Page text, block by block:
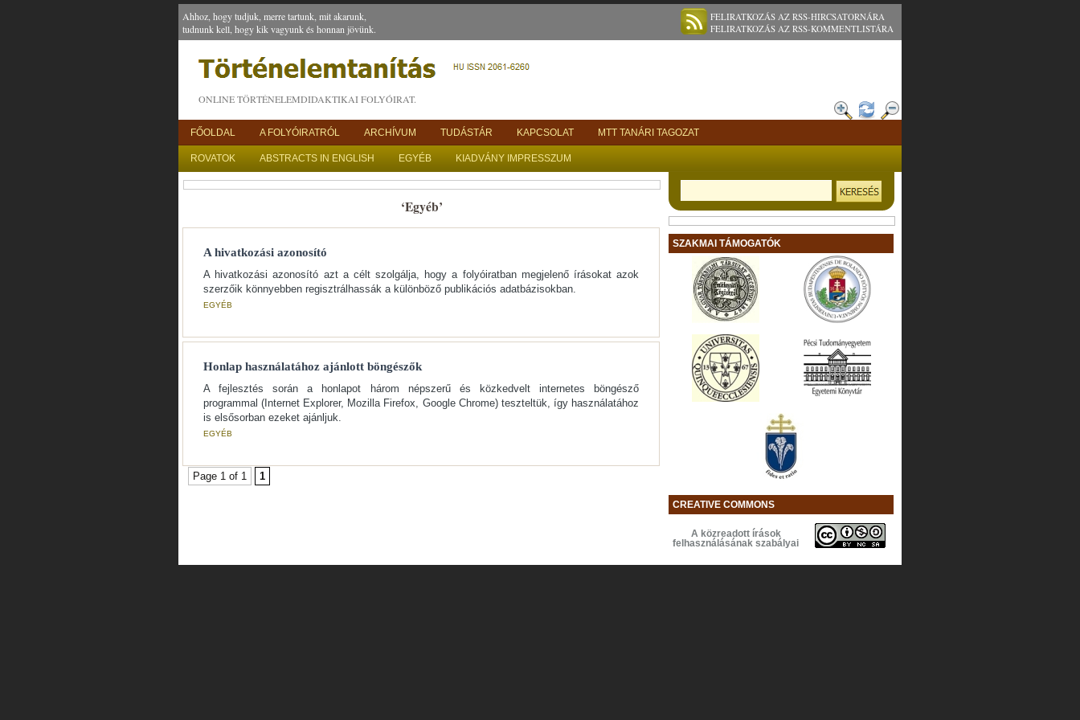
Ahhoz, hogy tudjuk, merre tartunk, mit akarunk,
tudnunk kell, hogy kik vagyunk és honnan jövünk.
FELIRATKOZÁS AZ RSS-HIRCSATORNÁRA
FELIRATKOZÁS AZ RSS-KOMMENTLISTÁRA
ONLINE TÖRTÉNELEMDIDAKTIKAI FOLYÓIRAT.
FŐOLDAL A FOLYÓIRATRÓL ARCHÍVUM TUDÁSTÁR KAPCSOLAT MTT TANÁRI TAGOZAT
ROVATOK ABSTRACTS IN ENGLISH EGYÉB KIADVÁNY IMPRESSZUM
‘Egyéb’
A hivatkozási azonosító
A hivatkozási azonosító azt a célt szolgálja, hogy a folyóiratban megjelenő írásokat azok
szerzőik könnyebben regisztrálhassák a különböző publikációs adatbázisokban.
EGYÉB
Honlap használatához ajánlott böngészők
A fejlesztés során a honlapot három népszerű és közkedvelt internetes böngésző
programmal (Internet Explorer, Mozilla Firefox, Google Chrome) teszteltük, így használatához
is elsősorban ezeket ajánljuk.
EGYÉB
Page 1 of 1 1
SZAKMAI TÁMOGATÓK
CREATIVE COMMONS
A közreadott írások
felhasználásának szabályai